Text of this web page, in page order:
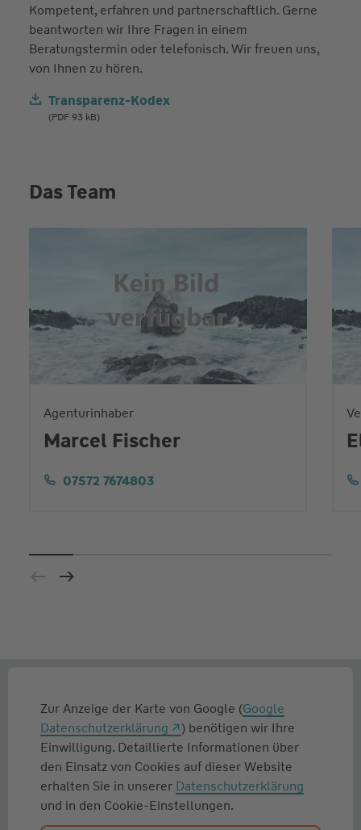
Kompetent, erfahren und partnerschaftlich. Gerne
beantworten wir Ihre Fragen in einem
Beratungstermin oder telefonisch. Wir freuen uns,
von Ihnen zu hören.
Transparenz-Kodex
(PDF 93 kB)
Das Team
Agenturinhaber
Marcel Fischer
07572 7674803
Zur Anzeige der Karte von Google (Google
Datenschutzerklärung
) benötigen wir Ihre
Einwilligung. Detaillierte Informationen über
den Einsatz von Cookies auf dieser Website
erhalten Sie in unserer Datenschutzerklärung
und in den Cookie-Einstellungen.